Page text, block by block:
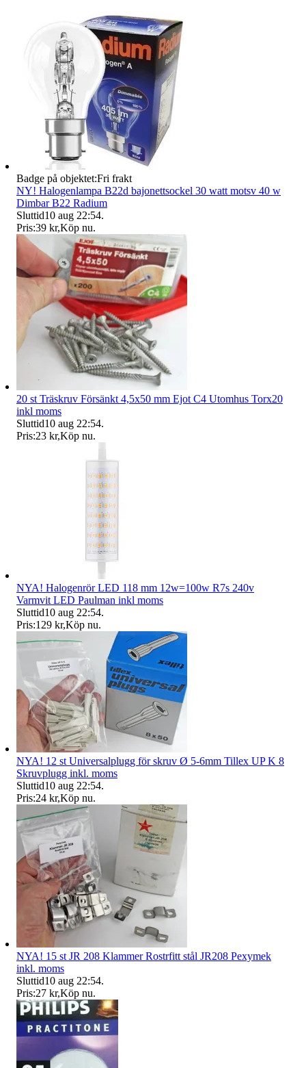
Badge på objektet:Fri frakt
NY! Halogenlampa B22d bajonettsockel 30 watt motsv 40 w
Dimbar B22 Radium
Sluttid10 aug 22:54.
Pris:39 kr,Köp nu.
20 st Träskruv Försänkt 4,5x50 mm Ejot C4 Utomhus Torx20
inkl moms
Sluttid10 aug 22:54.
Pris:23 kr,Köp nu.
NYA! Halogenrör LED 118 mm 12w=100w R7s 240v
Varmvit LED Paulman inkl moms
Sluttid10 aug 22:54.
Pris:129 kr,Köp nu.
NYA! 12 st Universalplugg för skruv Ø 5-6mm Tillex UP K 8
Skruvplugg inkl. moms
Sluttid10 aug 22:54.
Pris:24 kr,Köp nu.
NYA! 15 st JR 208 Klammer Rostrfitt stål JR208 Pexymek
inkl. moms
Sluttid10 aug 22:54.
Pris:27 kr,Köp nu.